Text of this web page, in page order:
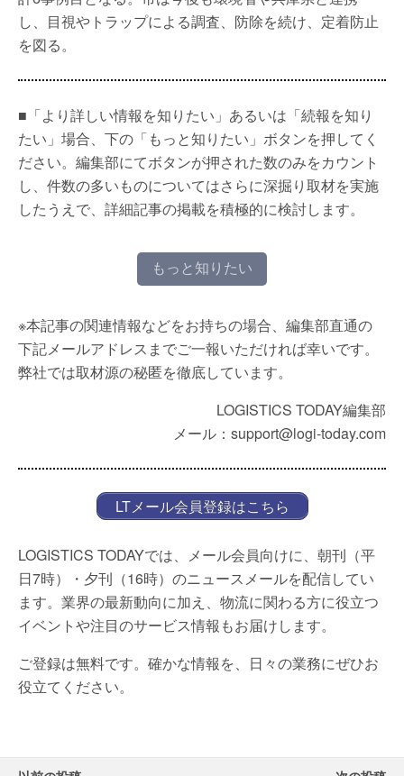
し、目視やトラップによる調査、防除を続け、定着防止
を図る。
■「より詳しい情報を知りたい」あるいは「続報を知り
たい」場合、下の「もっと知りたい」ボタンを押してく
ださい。編集部にてボタンが押された数のみをカウント
し、件数の多いものについてはさらに深掘り取材を実施
したうえで、詳細記事の掲載を積極的に検討します。
もっと知りたい
※本記事の関連情報などをお持ちの場合、編集部直通の
下記メールアドレスまでご一報いただければ幸いです。
弊社では取材源の秘匿を徹底しています。
LOGISTICS TODAY編集部
メール：support@logi-today.com
LTメール会員登録はこちら
LOGISTICS TODAYでは、メール会員向けに、朝刊（平
日7時）・夕刊（16時）のニュースメールを配信してい
ます。業界の最新動向に加え、物流に関わる方に役立つ
イベントや注目のサービス情報もお届けします。
ご登録は無料です。確かな情報を、日々の業務にぜひお
役立てください。